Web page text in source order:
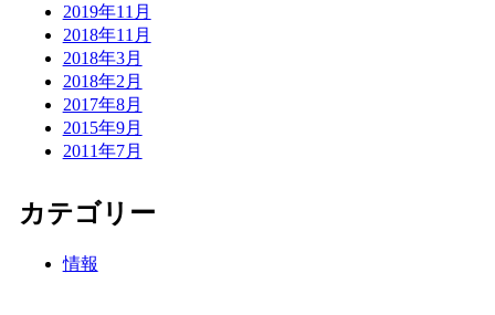
2019年11月
2018年11月
2018年3月
2018年2月
2017年8月
2015年9月
2011年7月
カテゴリー
情報